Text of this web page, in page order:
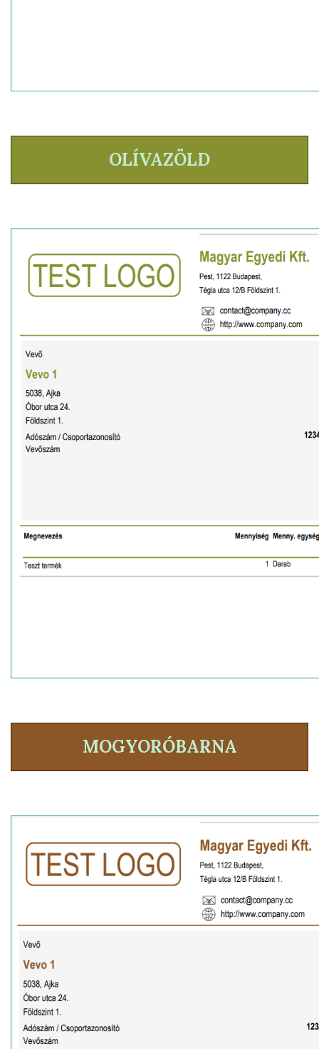
OLÍVAZÖLD
MOGYORÓBARNA